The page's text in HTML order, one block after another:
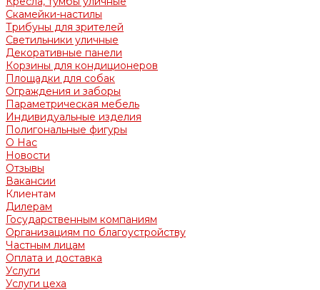
Скамейки-настилы
Трибуны для зрителей
Светильники уличные
Декоративные панели
Корзины для кондиционеров
Площадки для собак
Ограждения и заборы
Параметрическая мебель
Индивидуальные изделия
Полигональные фигуры
О Нас
Новости
Отзывы
Вакансии
Клиентам
Дилерам
Государственным компаниям
Организациям по благоустройству
Частным лицам
Оплата и доставка
Услуги
Услуги цеха